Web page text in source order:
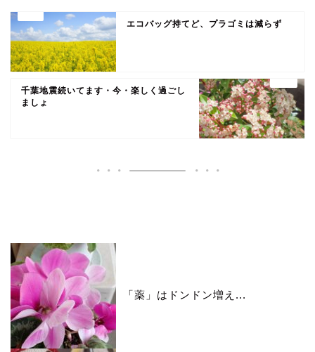
エコバッグ持てど、プラゴミは減らず
千葉地震続いてます・今・楽しく過ごし
ましょ
「薬」はドンドン増え...